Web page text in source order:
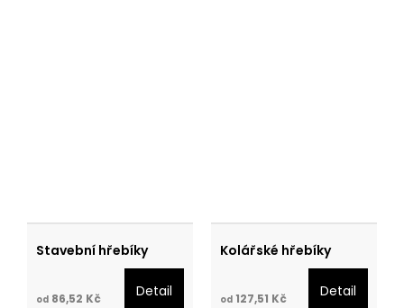
Stavební hřebíky
od 86,52 Kč Detail
Kolářské hřebíky
od 127,51 Kč Detail